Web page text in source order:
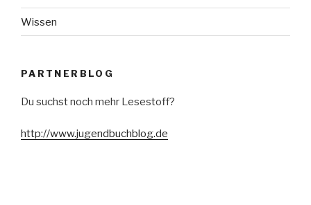
Wissen
PARTNERBLOG
Du suchst noch mehr Lesestoff?
http://www.jugendbuchblog.de